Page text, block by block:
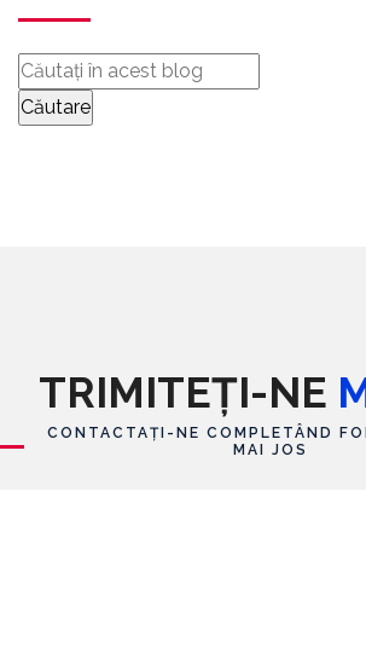
TRIMITEȚI-NE
CONTACTAȚI-NE COMPLETÂND
MAI JOS